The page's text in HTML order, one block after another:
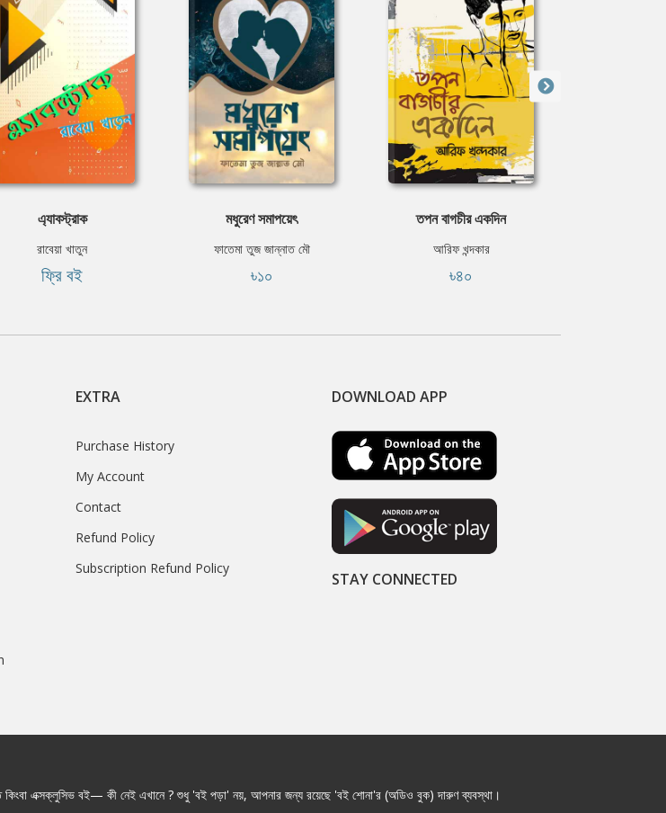
এ্যাবস্ট্রাক
রাবেয়া খাতুন
ফ্রি বই
মধুরেণ সমাপয়েৎ
ফাতেমা তুজ জান্নাত মৌ
৳১০
তপন বাগচীর একদিন
আরিফ খন্দকার
৳৪০
EXTRA
Purchase History
My Account
Contact
Refund Policy
Subscription Refund Policy
DOWNLOAD APP
STAY CONNECTED
কিংবা এক্সক্লুসিভ বই— কী নেই এখানে ? শুধু 'বই পড়া' নয়, আপনার জন্য রয়েছে 'বই শোনা'র (অডিও বুক) দারুণ ব্যবস্থা।